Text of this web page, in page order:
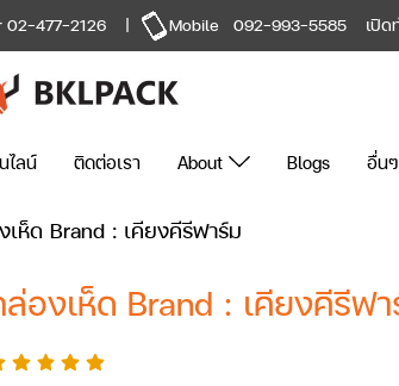
02-477-2126 | Mobile 092-993-5585 เปิด
ไลน์ ติดต่อเรา About Blogs อื่นๆ
เห็ด Brand : เคียงคีรีฟาร์ม
องเห็ด Brand : เคียงคีรีฟ